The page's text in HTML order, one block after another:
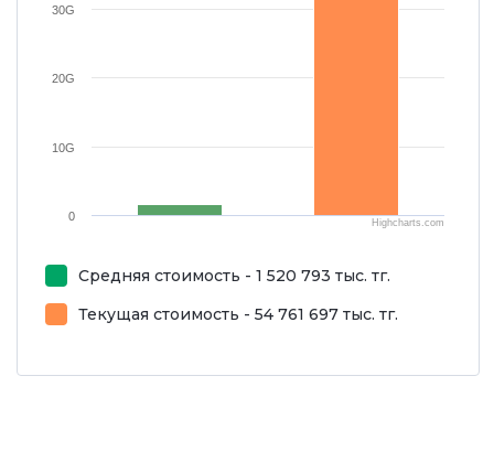
0
10G
20G
30G
Highcharts.com
Средняя стоимость - 1 520 793 тыс. тг.
Текущая стоимость - 54 761 697 тыс. тг.